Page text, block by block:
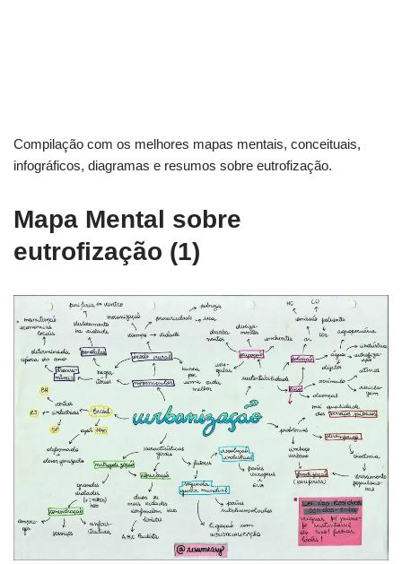
Compilação com os melhores mapas mentais, conceituais,
infográficos, diagramas e resumos sobre eutrofização.
Mapa Mental sobre
eutrofização (1)